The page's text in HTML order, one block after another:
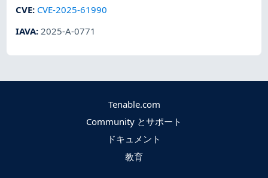
CVE: CVE-2025-61990
IAVA:2025-A-0771
Tenable.com
Community とサポート
ドキュメント
教育